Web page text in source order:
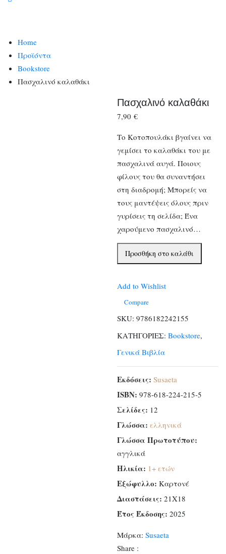
Home
Προϊόντα
Bookstore
Πασχαλινό καλαθάκι
Πασχαλινό καλαθάκι
7,90€
Το Κοτοπουλάκι βγαίνει να
γεμίσει το καλαθάκι του με
πασχαλινά αυγά. Ποιους
φίλους του θα συναντήσει
στη διαδρομή; Μπορείς να
τους μαντέψεις όλους πριν
γυρίσεις τη σελίδα; Ένα
χαρούμενο πασχαλινό…
Πασχαλινό
καλαθάκι
Προσθήκη στο καλάθι
Add to Wishlist
Compare
SKU: 9786182242155
ΚΑΤΗΓΟΡΙΕΣ: Bookstore,
Γενικά Βιβλία
Εκδόσεις: Susaeta
ISBN: 978-618-224-215-5
Σελίδες: 12
Γλώσσα: ελληνικά
Γλώσσα Πρωτοτύπου:
αγγλικά
Ηλικία: 1+ ετών
Εξώφυλλο: Καρτονέ
Διαστάσεις: 21Χ18
Έτος Έκδοσης: 2025
Μάρκα:Susaeta
Share :